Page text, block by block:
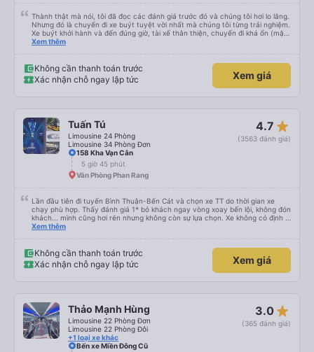
Thành thật mà nói, tôi đã đọc các đánh giá trước đó và chúng tôi hơi lo lắng.
Nhưng đó là chuyến đi xe buýt tuyệt vời nhất mà chúng tôi từng trải nghiệm.
Xe buýt khởi hành và đến đúng giờ, tài xế thân thiện, chuyến đi khá ổn (mặc
dù vẫn hơi xóc, nhưng đó là đặc trưng của Việt Nam ^^), và chỗ ngồi thoải
Xem thêm
Không cần thanh toán trước
Xác nhận chỗ ngay lập tức
Xem giá
Tuấn Tú
Limousine 24 Phòng
Limousine 34 Phòng Đơn
4.7 star_rate
(3563 đánh giá)
158 Kha Vạn Cân
5 giờ 45 phút
Văn Phòng Phan Rang
Lần đầu tiên đi tuyến Bình Thuận-Bến Cát và chọn xe TT do thời gian xe
chạy phù hợp. Thấy đánh giá 1* bỏ khách ngay vòng xoay bến lội, không đón
khách... mình cũng hơi rén nhưng không còn sự lựa chọn. Xe không có định vị
nhưng chạy đúng giờ, lệch có vài phút. Tài xế, phụ xe thân thiện, trả khách
Xem thêm
Không cần thanh toán trước
Xác nhận chỗ ngay lập tức
Xem giá
Thảo Mạnh Hùng
Limousine 22 Phòng Đơn
Limousine 22 Phòng Đôi
+1 loại xe khác
3.0 star_rate
(365 đánh giá)
Bến xe Miền Đông Cũ